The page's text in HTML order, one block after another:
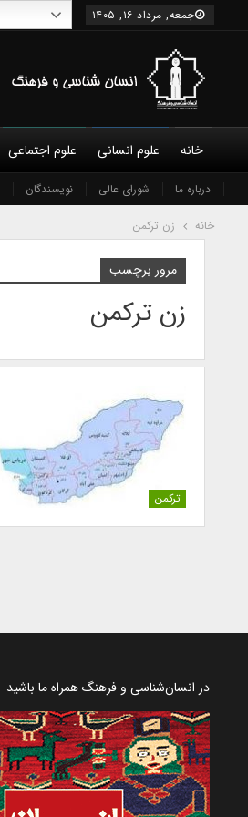
جمعه, مرداد ۱۶, ۱۴۰۵
خانه
درباره ما شورای عالی نویسندگان
علوم انسانی علوم اجتماعی
خانه زن ترکمن
مرور برچسب
زن ترکمن
ترکمن
در انسان‌شناسی و فرهنگ همراه ما باشید